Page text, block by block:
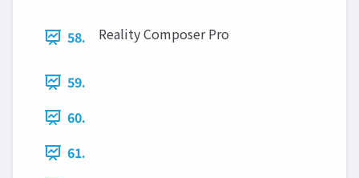
58. Reality Composer Pro
59.
60.
61.